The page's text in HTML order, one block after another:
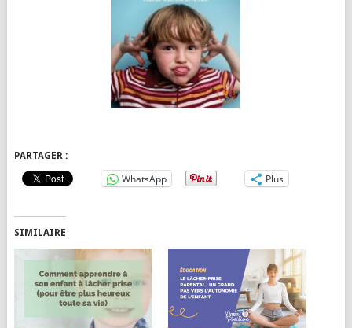
PARTAGER :
WhatsApp Plus
SIMILAIRE